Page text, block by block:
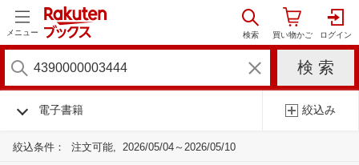
メニュー
電子書籍 絞込み
絞込条件： 注文可能 2026/05/04～2026/05/10